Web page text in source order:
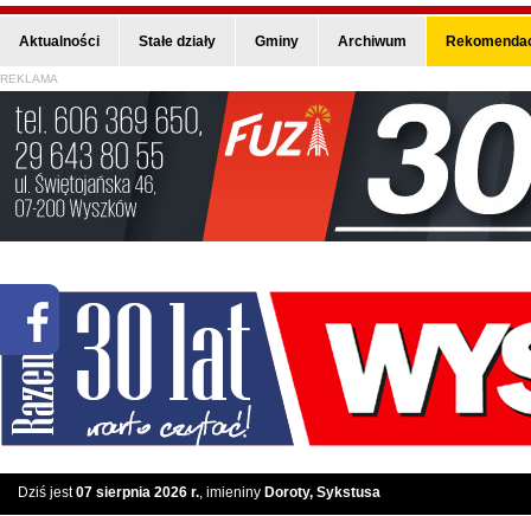
Aktualności Stałe działy Gminy Archiwum
REKLAMA
Dziś jest07 sierpnia 2026 r., imieniny Doroty, Sykstusa